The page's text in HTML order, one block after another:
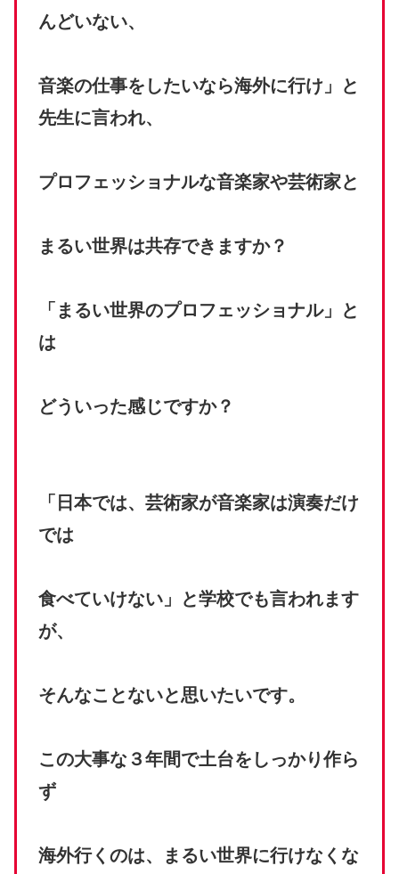
んどいない、
音楽の仕事をしたいなら海外に行け」と
先生に言われ、
プロフェッショナルな音楽家や芸術家と
まるい世界は共存できますか？
「まるい世界のプロフェッショナル」と
は
どういった感じですか？
「日本では、芸術家が音楽家は演奏だけ
では
食べていけない」と学校でも言われます
が、
そんなことないと思いたいです。
この大事な３年間で土台をしっかり作ら
ず
海外行くのは、まるい世界に行けなくな